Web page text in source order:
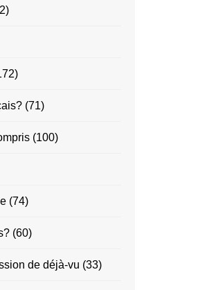
(71)
(100)
(74)
(60)
de déjà-vu (33)